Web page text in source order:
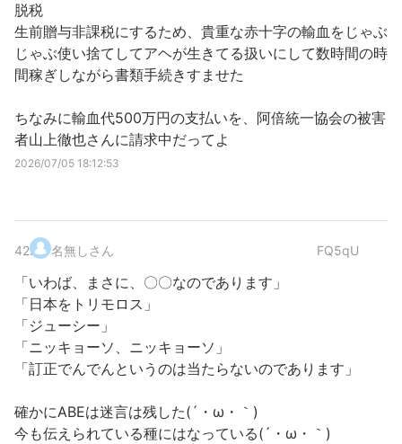
脱税
生前贈与非課税にするため、貴重な赤十字の輸血をじゃぶ
じゃぶ使い捨てしてアヘが生きてる扱いにして数時間の時
間稼ぎしながら書類手続きすませた
ちなみに輸血代500万円の支払いを、阿倍統一協会の被害
者山上徹也さんに請求中だってよ
2026/07/05 18:12:53
42. 名無しさん FQ5qU
「いわば、まさに、〇〇なのであります」
「日本をトリモロス」
「ジューシー」
「ニッキョーソ、ニッキョーソ」
「訂正でんでんというのは当たらないのであります」
確かにABEは迷言は残した(´・ω・｀)
今も伝えられている種にはなっている(´・ω・｀)